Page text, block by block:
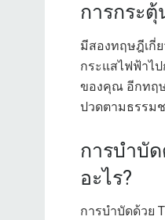
การกระ
มีสองทฤษฎีเกี่
กระแสไฟฟ้าไ
ของคุณ อีกทฤษ
ปวดตามธรรม
การบำบั
อะไร?
การบำบัดด้วย